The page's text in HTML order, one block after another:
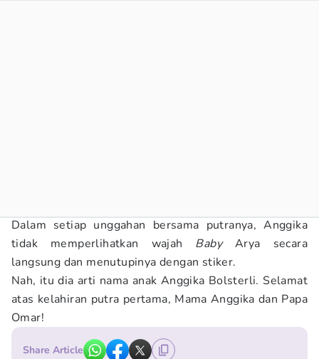
Dalam setiap unggahan bersama putranya, Anggika
tidak memperlihatkan wajah BabyArya secara
langsung dan menutupinya dengan stiker.
Nah, itu dia arti nama anak Anggika Bolsterli. Selamat
atas kelahiran putra pertama, Mama Anggika dan Papa
Omar!
Share Article